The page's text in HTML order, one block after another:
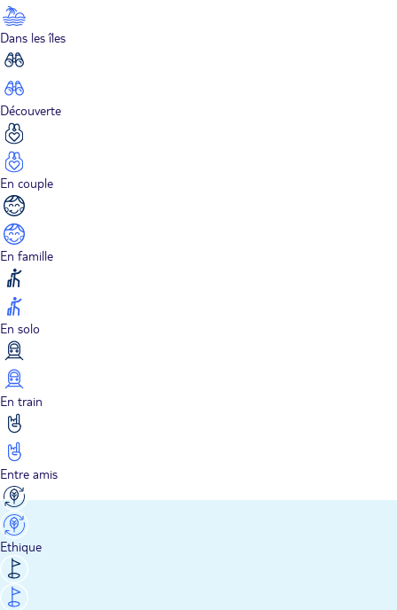
Dans les îles
Découverte
En couple
En famille
En solo
En train
Entre amis
Ethique